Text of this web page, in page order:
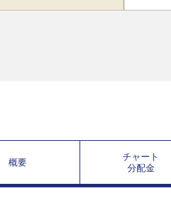
概要
チャート
分配金